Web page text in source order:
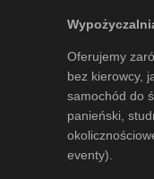
Oferujemy
bez kierowcy,
samochód do
panieński,
eventy).